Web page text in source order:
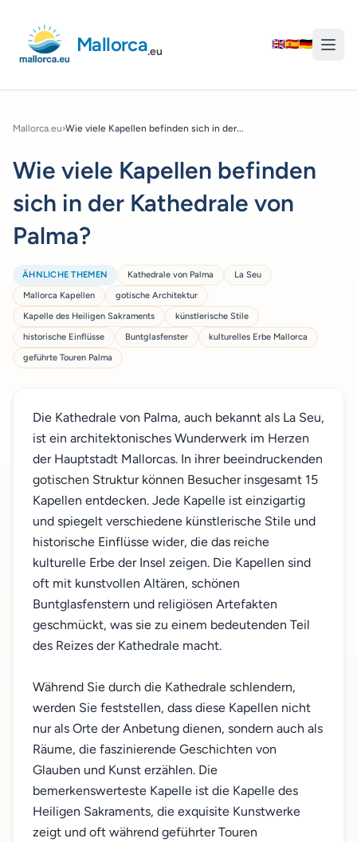
Mallorca.eu
🇬🇧🇪🇸🇩🇪
Mallorca.eu›Wie viele Kapellen befinden sich in der...
Wie viele Kapellen befinden
sich in der Kathedrale von
Palma?
ÄHNLICHE THEMEN Kathedrale von Palma
La Seu
Mallorca Kapellen
gotische Architektur
Kapelle des Heiligen Sakraments
künstlerische Stile
historische Einflüsse
Buntglasfenster
kulturelles Erbe Mallorca
geführte Touren Palma
Die Kathedrale von Palma, auch bekannt als La Seu,
ist ein architektonisches Wunderwerk im Herzen
der Hauptstadt Mallorcas. In ihrer beeindruckenden
gotischen Struktur können Besucher insgesamt 15
Kapellen entdecken. Jede Kapelle ist einzigartig
und spiegelt verschiedene künstlerische Stile und
historische Einflüsse wider, die das reiche
kulturelle Erbe der Insel zeigen. Die Kapellen sind
oft mit kunstvollen Altären, schönen
Buntglasfenstern und religiösen Artefakten
geschmückt, was sie zu einem bedeutenden Teil
des Reizes der Kathedrale macht.
Während Sie durch die Kathedrale schlendern,
werden Sie feststellen, dass diese Kapellen nicht
nur als Orte der Anbetung dienen, sondern auch als
Räume, die faszinierende Geschichten von
Glauben und Kunst erzählen. Die
bemerkenswerteste Kapelle ist die Kapelle des
Heiligen Sakraments, die exquisite Kunstwerke
zeigt und oft während geführter Touren